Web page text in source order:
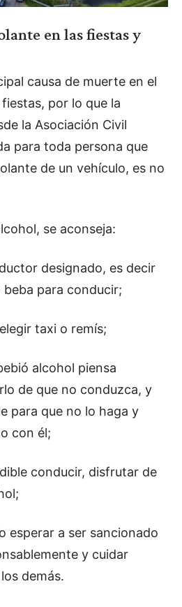
en las fiestas y
causa de muerte en el
por lo que la
la Asociación Civil
para toda persona que
de un vehículo, es no
se aconseja:
designado, es decir
para conducir;
taxi o remís;
alcohol piensa
de que no conduzca, y
para que no lo haga y
con él;
conducir, disfrutar de
esperar a ser sancionado
y cuidar
demás.